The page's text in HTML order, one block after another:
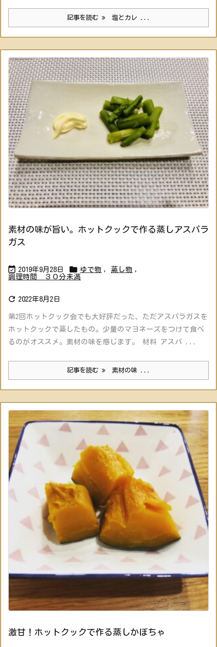
記事を読む 塩とカレ ...
素材の味が旨い。ホットクックで作る蒸しアスパラ
ガス
 2019年9月28日  ゆで物 , 蒸し物 ,
調理時間 ３０分未満
 2022年8月2日
第2回ホットクック会でも大好評だった、ただアスパラガスを
ホットクックで蒸したもの。少量のマヨネーズをつけて食べ
るのがオススメ。素材の味を感じます。 材料 アスパ ...
記事を読む 素材の味 ...
激甘！ホットクックで作る蒸しかぼちゃ